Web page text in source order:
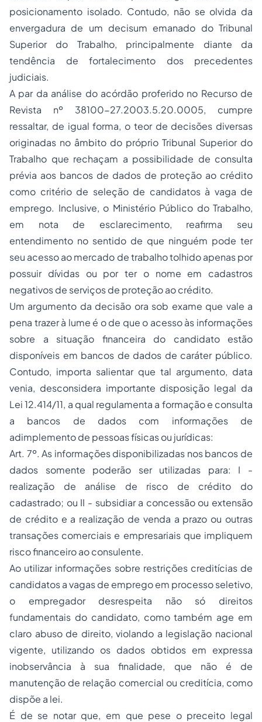
posicionamento isolado. Contudo, não se olvida da
envergadura de um decisum emanado do Tribunal
Superior do Trabalho, principalmente diante da
tendência de fortalecimento dos precedentes
judiciais.
A par da análise do acórdão proferido no Recurso de
Revista nº 38100-27.2003.5.20.0005, cumpre
ressaltar, de igual forma, o teor de decisões diversas
originadas no âmbito do próprio Tribunal Superior do
Trabalho que rechaçam a possibilidade de consulta
prévia aos bancos de dados de proteção ao crédito
como critério de seleção de candidatos à vaga de
emprego. Inclusive, o Ministério Público do Trabalho,
em nota de esclarecimento, reafirma seu
entendimento no sentido de que ninguém pode ter
seu acesso ao mercado de trabalho tolhido apenas por
possuir dívidas ou por ter o nome em cadastros
negativos de serviços de proteção ao crédito.
Um argumento da decisão ora sob exame que vale a
pena trazer à lume é o de que o acesso às informações
sobre a situação financeira do candidato estão
disponíveis em bancos de dados de caráter público.
Contudo, importa salientar que tal argumento, data
venia, desconsidera importante disposição legal da
Lei 12.414/11, a qual regulamenta a formação e consulta
a bancos de dados com informações de
adimplemento de pessoas físicas ou jurídicas:
Art. 7º. As informações disponibilizadas nos bancos de
dados somente poderão ser utilizadas para: I -
realização de análise de risco de crédito do
cadastrado; ou II - subsidiar a concessão ou extensão
de crédito e a realização de venda a prazo ou outras
transações comerciais e empresariais que impliquem
risco financeiro ao consulente.
Ao utilizar informações sobre restrições creditícias de
candidatos a vagas de emprego em processo seletivo,
o empregador desrespeita não só direitos
fundamentais do candidato, como também age em
claro abuso de direito, violando a legislação nacional
vigente, utilizando os dados obtidos em expressa
inobservância à sua finalidade, que não é de
manutenção de relação comercial ou creditícia, como
dispõe a lei.
É de se notar que, em que pese o preceito legal